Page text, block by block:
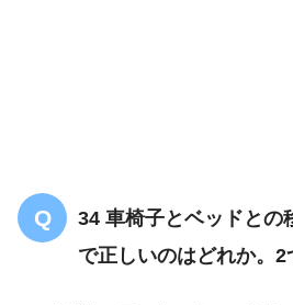
34 車椅子とベッドとの
で正しいのはどれか。2